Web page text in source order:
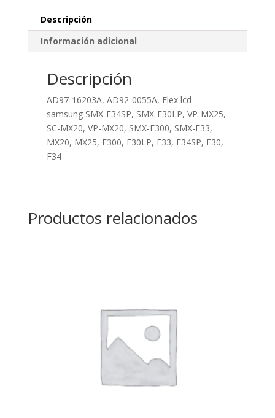
F34SP,
SMX-
F30LP,
MX25,
MX20,
MX20,
SMX-
F300,
F33,
MX25,
F300,
Descripción
Información adicional
Descripción
AD97-16203A, AD92-0055A, Flex lcd
samsung SMX-F34SP, SMX-F30LP, VP-MX25,
SC-MX20, VP-MX20, SMX-F300, SMX-F33,
MX20, MX25, F300, F30LP, F33, F34SP, F30,
F34
Productos relacionados